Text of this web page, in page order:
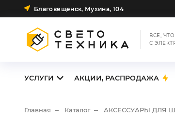
Благовещенск, Мухина, 104
ВСЕ,
С
УСЛУГИ АКЦИИ, РАСПРОДАЖА
Главная Каталог АКСЕССУАРЫ ДЛЯ